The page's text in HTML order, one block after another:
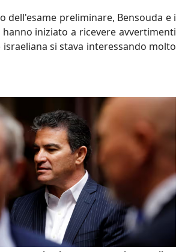
dell'esame preliminare, Bensouda e i
iniziato a ricevere avvertimenti
si stava interessando molto